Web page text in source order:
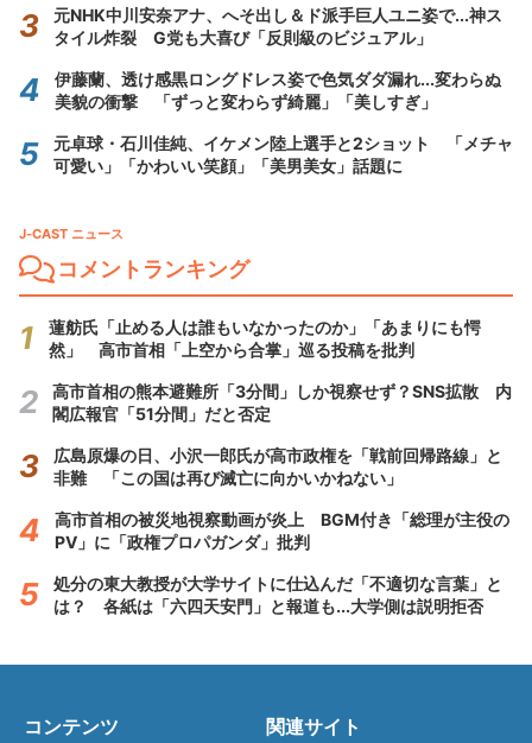
元NHK中川安奈アナ、へそ出し＆ド派手巨人ユニ姿で...神ス
タイル炸裂 G党も大喜び「反則級のビジュアル」
伊藤蘭、透け感黒ロングドレス姿で色気ダダ漏れ...変わらぬ
美貌の衝撃 「ずっと変わらず綺麗」「美しすぎ」
元卓球・石川佳純、イケメン陸上選手と2ショット 「メチャ
可愛い」「かわいい笑顔」「美男美女」話題に
J-CAST ニュース
コメントランキング
蓮舫氏「止める人は誰もいなかったのか」「あまりにも愕
然」 高市首相「上空から合掌」巡る投稿を批判
高市首相の熊本避難所「3分間」しか視察せず？SNS拡散 内
閣広報官「51分間」だと否定
広島原爆の日、小沢一郎氏が高市政権を「戦前回帰路線」と
非難 「この国は再び滅亡に向かいかねない」
高市首相の被災地視察動画が炎上 BGM付き「総理が主役の
PV」に「政権プロパガンダ」批判
処分の東大教授が大学サイトに仕込んだ「不適切な言葉」と
は？ 各紙は「六四天安門」と報道も...大学側は説明拒否
コンテンツ 関連サイト